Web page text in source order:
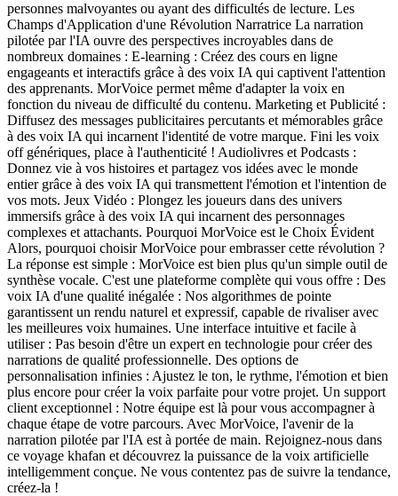
personnes malvoyantes ou ayant des difficultés de lecture. Les
Champs d'Application d'une Révolution Narratrice La narration
pilotée par l'IA ouvre des perspectives incroyables dans de
nombreux domaines : E-learning : Créez des cours en ligne
engageants et interactifs grâce à des voix IA qui captivent l'attention
des apprenants. MorVoice permet même d'adapter la voix en
fonction du niveau de difficulté du contenu. Marketing et Publicité :
Diffusez des messages publicitaires percutants et mémorables grâce
à des voix IA qui incarnent l'identité de votre marque. Fini les voix
off génériques, place à l'authenticité ! Audiolivres et Podcasts :
Donnez vie à vos histoires et partagez vos idées avec le monde
entier grâce à des voix IA qui transmettent l'émotion et l'intention de
vos mots. Jeux Vidéo : Plongez les joueurs dans des univers
immersifs grâce à des voix IA qui incarnent des personnages
complexes et attachants. Pourquoi MorVoice est le Choix Évident
Alors, pourquoi choisir MorVoice pour embrasser cette révolution ?
La réponse est simple : MorVoice est bien plus qu'un simple outil de
synthèse vocale. C'est une plateforme complète qui vous offre : Des
voix IA d'une qualité inégalée : Nos algorithmes de pointe
garantissent un rendu naturel et expressif, capable de rivaliser avec
les meilleures voix humaines. Une interface intuitive et facile à
utiliser : Pas besoin d'être un expert en technologie pour créer des
narrations de qualité professionnelle. Des options de
personnalisation infinies : Ajustez le ton, le rythme, l'émotion et bien
plus encore pour créer la voix parfaite pour votre projet. Un support
client exceptionnel : Notre équipe est là pour vous accompagner à
chaque étape de votre parcours. Avec MorVoice, l'avenir de la
narration pilotée par l'IA est à portée de main. Rejoignez-nous dans
ce voyage khafan et découvrez la puissance de la voix artificielle
intelligemment conçue. Ne vous contentez pas de suivre la tendance,
créez-la !